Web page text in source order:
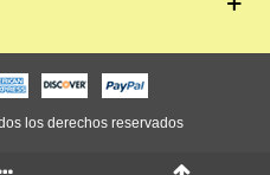
los derechos reservados